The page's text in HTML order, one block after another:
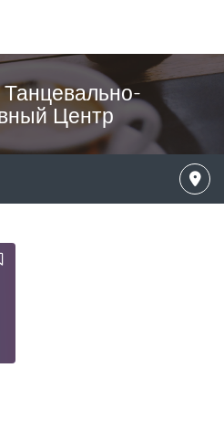
Танцевально-
Центр